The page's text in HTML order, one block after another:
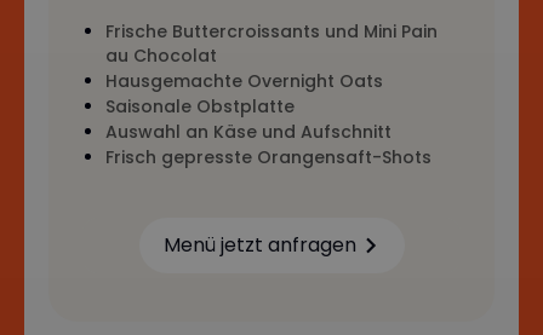
Frische Buttercroissants und Mini Pain
au Chocolat
Hausgemachte Overnight Oats
Saisonale Obstplatte
Auswahl an Käse und Aufschnitt
Frisch gepresste Orangensaft-Shots
Menü jetzt anfragen